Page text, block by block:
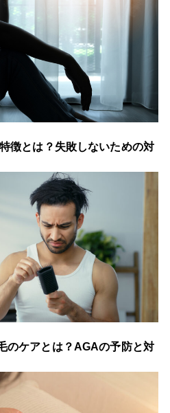
徴とは？失敗しないための対
のケアとは？AGAの予防と対